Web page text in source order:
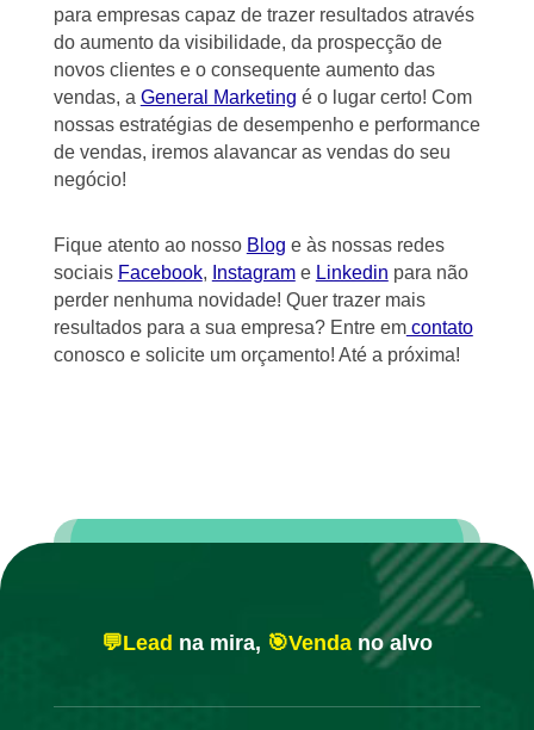
para empresas capaz de trazer resultados através
do aumento da visibilidade, da prospecção de
novos clientes e o consequente aumento das
vendas, a General Marketing é o lugar certo! Com
nossas estratégias de desempenho e performance
de vendas, iremos alavancar as vendas do seu
negócio!
Fique atento ao nosso Blog e às nossas redes
sociais Facebook, Instagrame Linkedin para não
perder nenhuma novidade! Quer trazer mais
resultados para a sua empresa? Entre emcontato
conosco e solicite um orçamento! Até a próxima!
💬Lead na mira, 🎯Vendano alvo